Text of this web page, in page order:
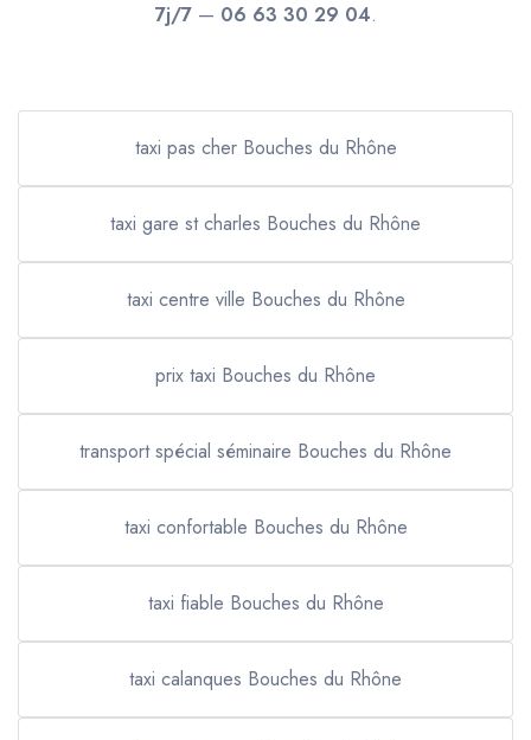
7j/7— 06 63 30 29 04.
taxi pas cher Bouches du Rhône
taxi gare st charles Bouches du Rhône
taxi centre ville Bouches du Rhône
prix taxi Bouches du Rhône
transport spécial séminaire Bouches du Rhône
taxi confortable Bouches du Rhône
taxi fiable Bouches du Rhône
taxi calanques Bouches du Rhône